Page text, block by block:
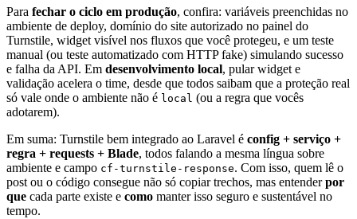
Para fechar o ciclo em produção, confira: variáveis preenchidas no
ambiente de deploy, domínio do site autorizado no painel do
Turnstile, widget visível nos fluxos que você protegeu, e um teste
manual (ou teste automatizado com HTTP fake) simulando sucesso
e falha da API. Em desenvolvimento local, pular widget e
validação acelera o time, desde que todos saibam que a proteção real
só vale onde o ambiente não é local (ou a regra que vocês
adotarem).
Em suma: Turnstile bem integrado ao Laravel é config + serviço +
regra + requests + Blade, todos falando a mesma língua sobre
ambiente e campo cf-turnstile-response. Com isso, quem lê o
post ou o código consegue não só copiar trechos, mas entenderpor
que cada parte existe e como manter isso seguro e sustentável no
tempo.